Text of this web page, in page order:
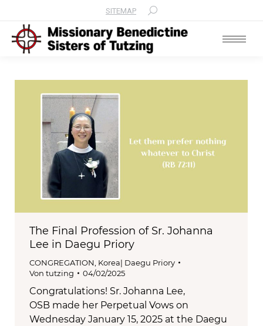
SITEMAP Search:
The Final Profession of Sr. Johanna
Lee in Daegu Priory
CONGREGATION Korea| Daegu Priory
Von tutzing 04/02/2025
Congratulations! Sr. Johanna Lee,
OSB made her Perpetual Vows on
Wednesday January 15, 2025 at the Daegu